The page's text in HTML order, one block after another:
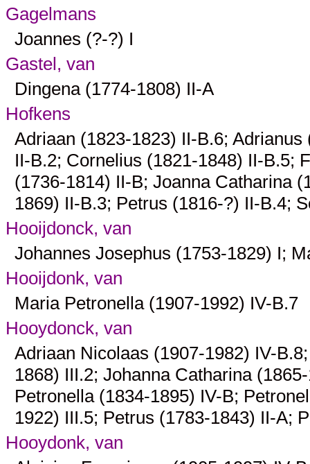
Gagelmans
Joannes (?-?) I
Gastel, van
Dingena (1774-1808) II-A
Hofkens
Adriaan (1823-1823) II-B.6;
II-B.2; Cornelius (1821-1848) II-B.5;
(1736-1814) II-B; Joanna Catharina
1869) II-B.3; Petrus (1816-?) II-B.4;
Hooijdonck, van
Johannes Josephus (1753-1829) I;
Hooijdonk, van
Maria Petronella (1907-1992) IV-B.7
Hooydonck, van
Adriaan Nicolaas (1907-1982) IV-B.8
1868) III.2; Johanna Catharina
Petronella (1834-1895) IV-B;
1922) III.5; Petrus (1783-1843) II-A;
Hooydonk, van